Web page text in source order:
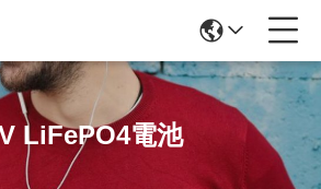
LiFePO4電池